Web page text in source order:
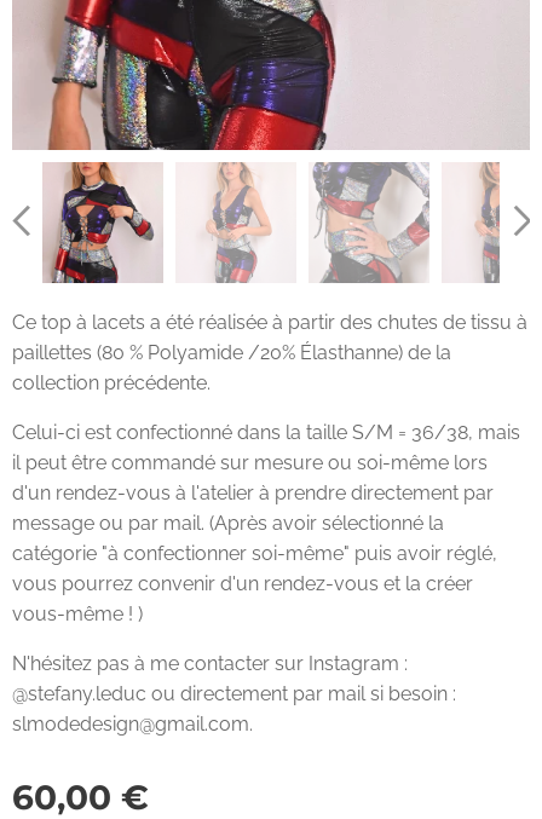
Ce top à lacets a été réalisée à partir des chutes de tissu à
paillettes (80 % Polyamide /20% Élasthanne) de la
collection précédente.
Celui-ci est confectionné dans la taille S/M = 36/38, mais
il peut être commandé sur mesure ou soi-même lors
d'un rendez-vous à l'atelier à prendre directement par
message ou par mail. (Après avoir sélectionné la
catégorie "à confectionner soi-même" puis avoir réglé,
vous pourrez convenir d'un rendez-vous et la créer
vous-même ! )
N'hésitez pas à me contacter sur Instagram :
@stefany.leduc ou directement par mail si besoin :
slmodedesign@gmail.com.
60,00 €